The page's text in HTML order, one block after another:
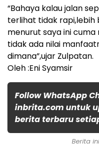
“Bahaya kalau jalan
terlihat tidak rapi,lebih
menurut saya ini
tidak ada nilai
dimana”,ujar Zulpatan.
Oleh :Eni Syamsir
Follow WhatsApp
inbrita.com untuk
berita terbaru
Berita